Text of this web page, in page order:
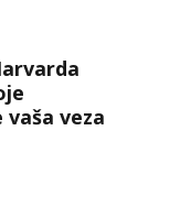
veza